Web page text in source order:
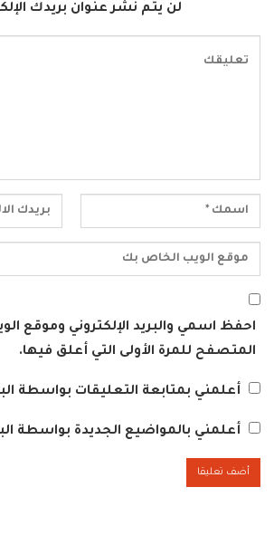
لن يتم نشر عنوان بريدك
احفظ اسمي والبريد الإلكتروني وموقع
المتصفح للمرة الأولى التي أعلق فيها.
أعلمني بمتابعة التعليقات بواسطة
أعلمني بالمواضيع الجديدة بواسطة